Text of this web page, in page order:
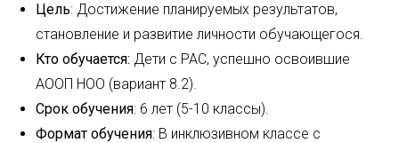
Цель: Достижение планируемых результатов,
становление и развитие личности обучающегося.
Кто обучается: Дети с РАС, успешно освоившие
АООП НОО (вариант 8.2).
Срок обучения: 6 лет (5-10 классы).
Формат обучения: В инклюзивном классе с